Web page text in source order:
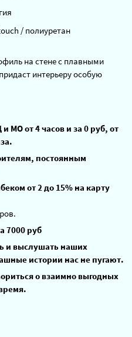
/ полиуретан
на стене с плавными
интерьеру особую
МО от 4 часов и за 0 руб, от
постоянным
от 2 до 15% на карту
7000 руб
и выслушать наших
истории нас не пугают.
о взаимно выгодных